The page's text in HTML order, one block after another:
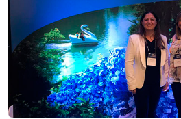
Editora
Rádio
Museu